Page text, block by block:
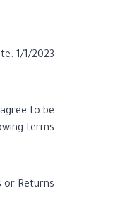
1/1/2023
to be
terms:
or Returns: